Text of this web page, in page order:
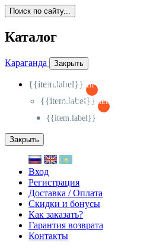
Поиск по сайту...
Каталог
Караганда Закрыть
{{item.label}}
{{activeItem==item.id?'-
{{item.label}}
{{activeSubitem==item.id?'-
{{item.label}}
Закрыть
Вход
Регистрация
Доставка / Оплата
Скидки и бонусы
Как заказать?
Гарантия возврата
Контакты